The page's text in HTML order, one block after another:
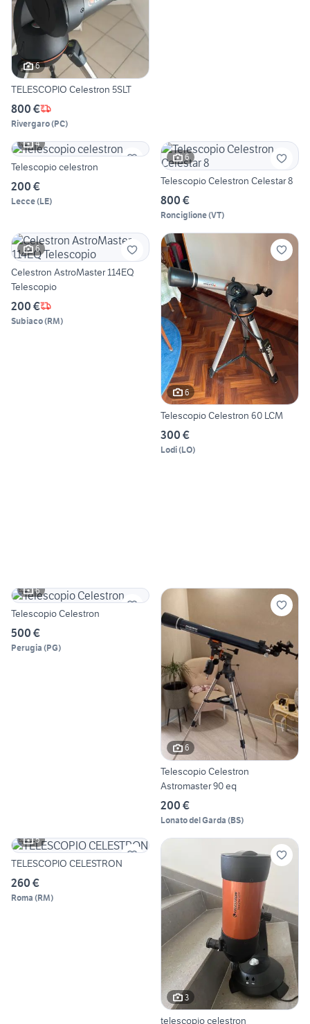
6
TELESCOPIO Celestron 5SLT
800 €
Rivergaro(PC)
4
Telescopio celestron
200 €
Lecce(LE)
6
Telescopio Celestron Celestar 8
800 €
Ronciglione(VT)
6
Celestron AstroMaster 114EQ
Telescopio
200 €
Subiaco(RM)
6
Telescopio Celestron 60 LCM
300 €
Lodi(LO)
6
Telescopio Celestron
500 €
Perugia (PG)
6
Telescopio Celestron
Astromaster 90 eq
200 €
Lonato del Garda (BS)
5
TELESCOPIO CELESTRON
260 €
Roma (RM)
3
telescopio celestron